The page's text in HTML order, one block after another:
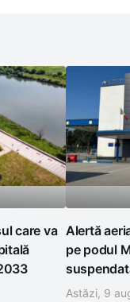
care va Alertă
pe podul
Astăzi, 9